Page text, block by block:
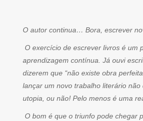
O autor continua… Bora, escrever
O exercício de escrever livros é um
aprendizagem contínua. Já ouvi
dizerem que “não existe obra
lançar um novo trabalho literário não
utopia, ou não! Pelo menos é uma
O bom é que o triunfo pode chegar